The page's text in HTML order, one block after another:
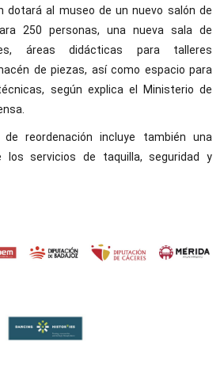
dotará al museo de un nuevo salón de
250 personas, una nueva sala de
áreas didácticas para talleres
de piezas, así como espacio para
según explica el Ministerio de
de reordenación incluye también una
los servicios de taquilla, seguridad y